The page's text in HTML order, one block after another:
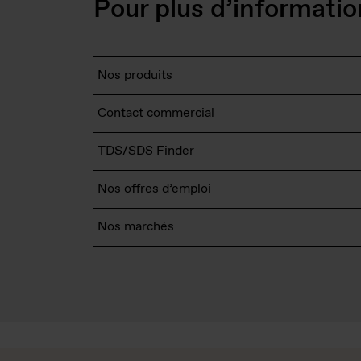
Pour plus
Nos produits
Contact commercial
TDS/SDS Finder
Nos offres d’emploi
Nos marchés